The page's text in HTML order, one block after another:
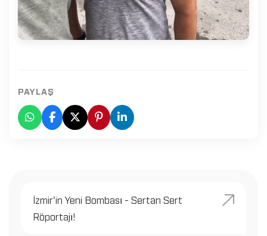
PAYLAŞ
İzmir'in Yeni Bombası - Sertan Sert
Röportajı!